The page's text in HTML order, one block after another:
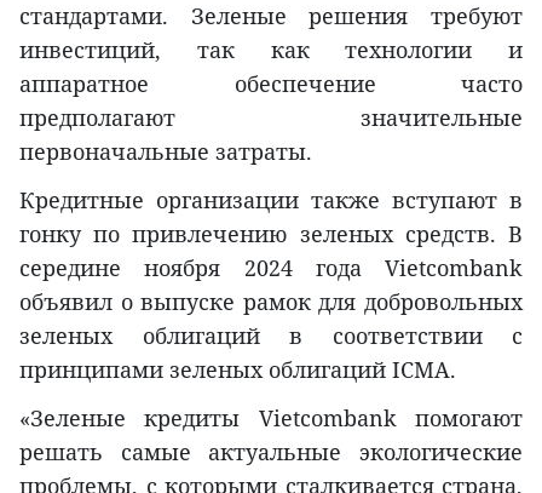
стандартами. Зеленые решения требуют
инвестиций, так как технологии и
аппаратное обеспечение часто
предполагают значительные
первоначальные затраты.
Кредитные организации также вступают в
гонку по привлечению зеленых средств. В
середине ноября 2024 года Vietcombank
объявил о выпуске рамок для добровольных
зеленых облигаций в соответствии с
принципами зеленых облигаций ICMA.
«Зеленые кредиты Vietcombank помогают
решать самые актуальные экологические
проблемы, с которыми сталкивается страна,